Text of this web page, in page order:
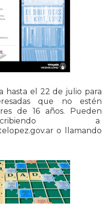
hasta el 22 de julio para
que no estén
de 16 años. Pueden
a
o llamando